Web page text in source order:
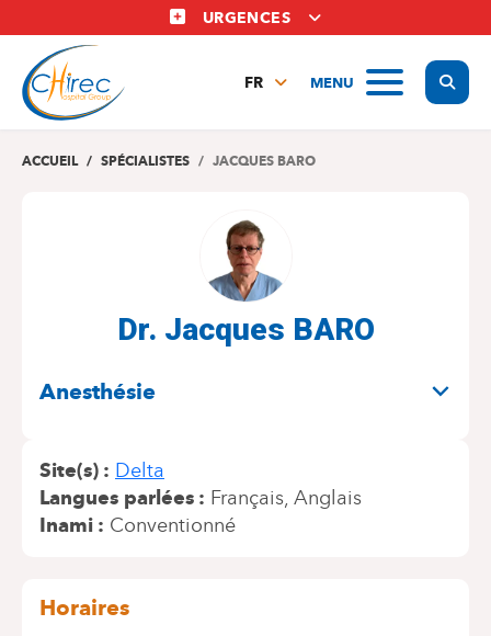
au
contenu
principal
URGENCES
MENU
FR
EN
ACCUEIL SPÉCIALISTES JACQUES BARO
Dr. Jacques BARO
Anesthésie
Site(s)
Delta
Langues parlées
Français Anglais
Inami
Conventionné
Horaires